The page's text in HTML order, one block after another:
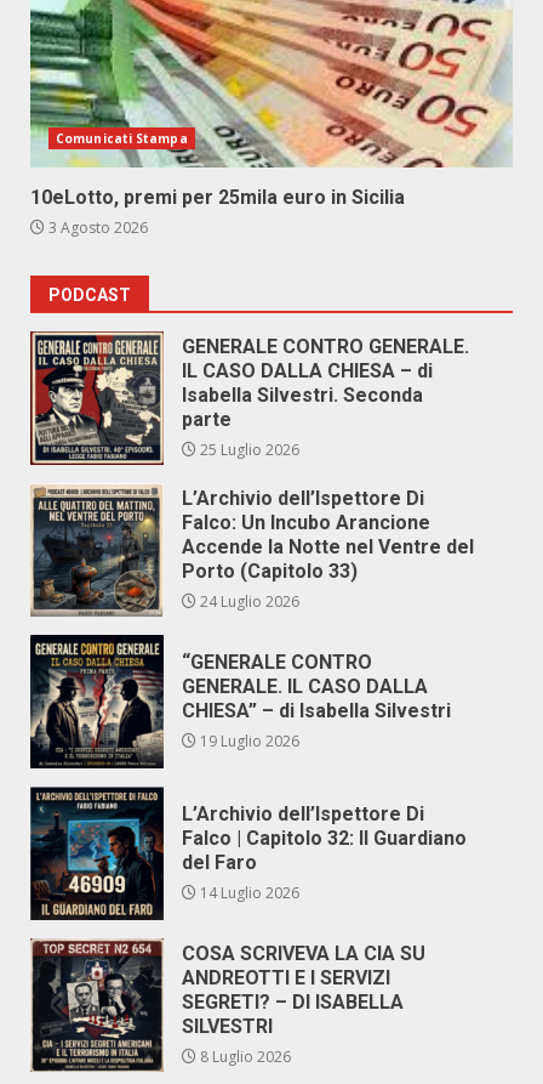
Comunicati Stampa
10eLotto, premi per 25mila euro in Sicilia
3 Agosto 2026
PODCAST
GENERALE CONTRO GENERALE.
IL CASO DALLA CHIESA – di
Isabella Silvestri. Seconda
parte
25 Luglio 2026
L’Archivio dell’Ispettore Di
Falco: Un Incubo Arancione
Accende la Notte nel Ventre del
Porto (Capitolo 33)
24 Luglio 2026
“GENERALE CONTRO
GENERALE. IL CASO DALLA
CHIESA” – di Isabella Silvestri
19 Luglio 2026
L’Archivio dell’Ispettore Di
Falco | Capitolo 32: Il Guardiano
del Faro
14 Luglio 2026
COSA SCRIVEVA LA CIA SU
ANDREOTTI E I SERVIZI
SEGRETI? – DI ISABELLA
SILVESTRI
8 Luglio 2026